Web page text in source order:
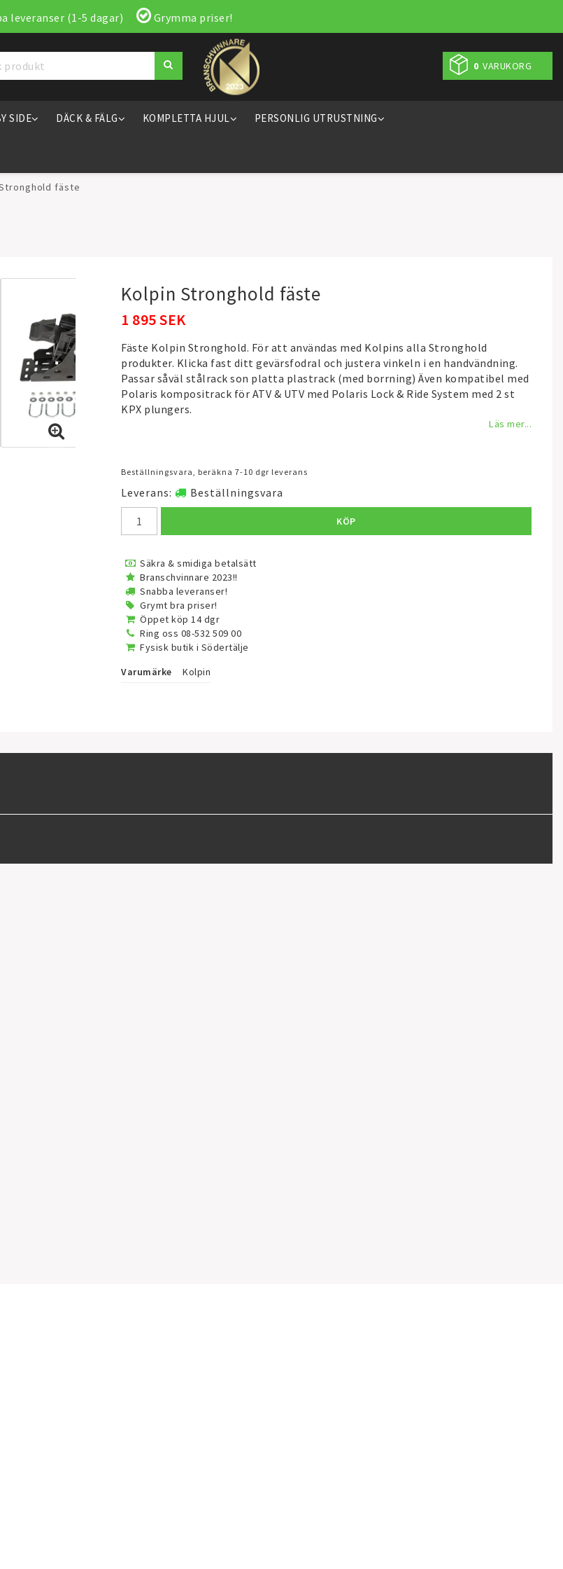
leveranser (1-5 dagar) Grymma priser!
0 VARUKORG
SIDE DÄCK & FÄLG KOMPLETTA HJUL PERSONLIG UTRUSTNING
fäste
Kolpin Stronghold fäste
1 895 SEK
Fäste Kolpin Stronghold. För att användas med Kolpins alla Stronghold
produkter. Klicka fast ditt gevärsfodral och justera vinkeln i en handvändning.
Passar såväl stålrack son platta plastrack (med borrning) Även kompatibel med
Polaris kompositrack för ATV & UTV med Polaris Lock & Ride System med 2 st
KPX plungers.
Läs mer...
Beställningsvara, beräkna 7-10 dgr leverans
Leverans: Beställningsvara
KÖP
Säkra & smidiga betalsätt
Branschvinnare 2023!!
Snabba leveranser!
Grymt bra priser!
Öppet köp 14 dgr
Ring oss 08-532 509 00
Fysisk butik i Södertälje
Varumärke
Kolpin